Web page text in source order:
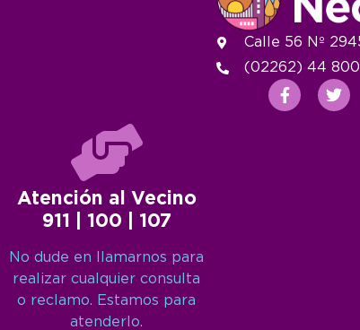
Atención al Vecino
911 | 100 | 107
No dude en llamarnos para
realizar cualquier consulta
o reclamo. Estamos para
atenderlo.
Calle 56 Nº
(02262) 44